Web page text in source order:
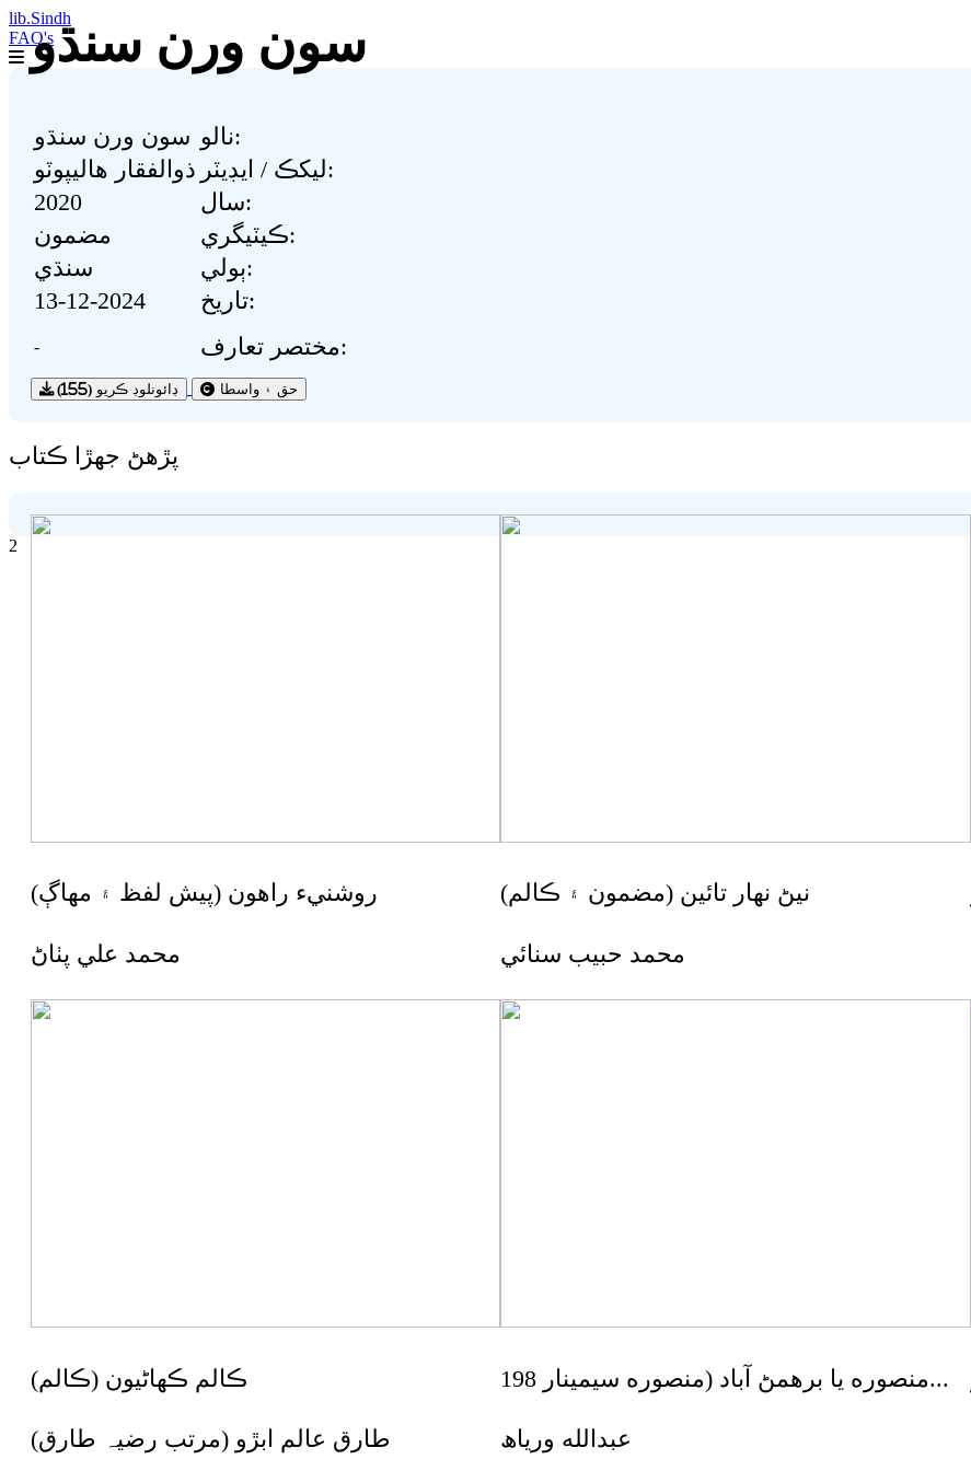
lib.Sindh
FAQ'sسون ورن سنڌو
سون ورن سنڌو
نالو:
ذوالفقار ھاليپوٽو
ليکڪ / ايڊيٽر:
2020
سال:
مضمون
ڪيٽيگري:
سنڌي
ٻولي:
13-12-2024
تاريخ:
- مختصر تعارف:
(155) ڊائونلوڊ ڪريو حق ۽ واسطا
پڙهڻ جھڙا ڪتاب
نيڻ نھار تائين (مضمون ۽ ڪالم)
محمد حبيب سنائي
روشنيء راھون (پيش لفظ ۽ مھاڳ)
محمد علي پٺاڻ
منصوره يا برھمڻ آباد (منصوره سيمينار 198...
عبدالله ورياھ
ڪالم ڪھاڻيون (ڪالم)
طارق عالم ابڙو (مرتب رضيہ طارق)
2